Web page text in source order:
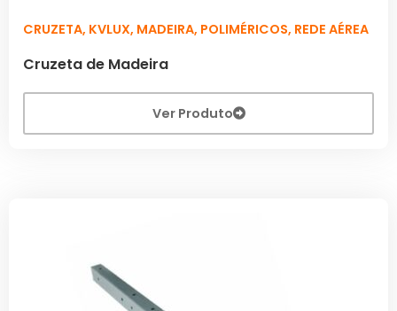
CRUZETA, KVLUX, MADEIRA, POLIMÉRICOS, REDE AÉREA
Cruzeta de Madeira
Ver Produto